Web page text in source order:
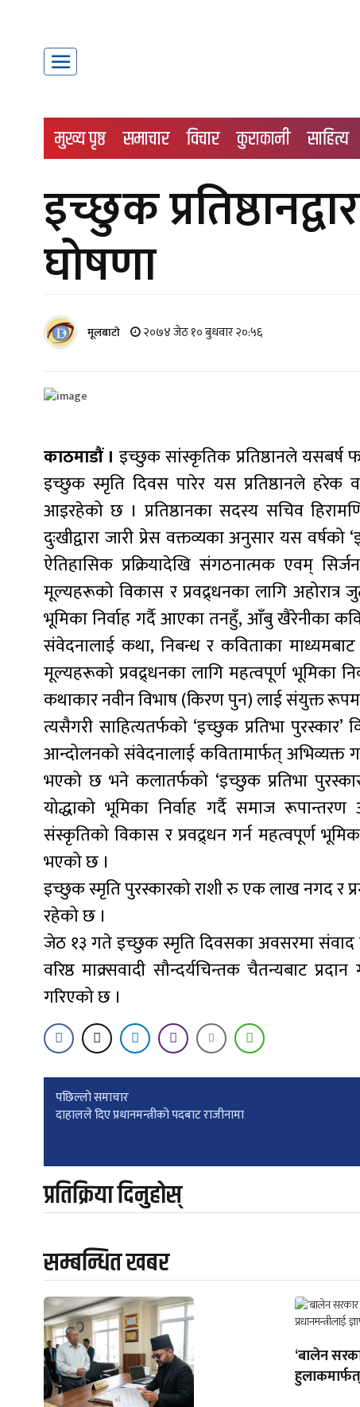
मुख्य पृष्ठ समाचार विचार कुराकानी साहित्य
इच्छुक
घोषणा
मूलबाटाे २०७४ जेठ १० बुधवार २०:५६
काठमाडौं । इच्छुक सांस्कृतिक प्रतिष्ठानले यसबर्ष
इच्छुक स्मृति दिवस पारेर यस प्रतिष्ठानले हरेक
आइरहेको छ । प्रतिष्ठानका सदस्य सचिव
दुःखीद्वारा जारी प्रेस वक्तव्यका अनुसार यस
ऐतिहासिक प्रक्रियादेखि संगठनात्मक एवम्
मूल्यहरूको विकास र प्रवद्र्धनका लागि
भूमिका निर्वाह गर्दै आएका तनहुँ, आँबु खैरेनीका
संवेदनालाई कथा, निबन्ध र कविताका माध्यमबाट
मूल्यहरूको प्रवद्र्धनका लागि महत्वपूर्ण भूमिका
कथाकार नवीन विभाष (किरण पुन) लाई संयुक्त
त्यसैगरी साहित्यतर्फको ‘इच्छुक प्रतिभा
आन्दोलनको संवेदनालाई कवितामार्फत् अभिव्यक्त
भएको छ भने कलातर्फको ‘इच्छुक प्रतिभा
योद्धाको भूमिका निर्वाह गर्दै समाज
संस्कृतिको विकास र प्रवद्र्धन गर्न महत्वपूर्ण
भएको छ ।
इच्छुक स्मृति पुरस्कारको राशी रु एक लाख नगद र
रहेको छ ।
जेठ १३ गते इच्छुक स्मृति दिवसका अवसरमा संवाद
वरिष्ठ माक्र्सवादी सौन्दर्यचिन्तक चैतन्यबाट
गरिएको छ ।
Post
पछिल्लाे समाचार
दाहालले दिए प्रधानमन्त्रीको पदबाट राजीनामा
प्रतिक्रिया दिनुहोस्
सम्बन्धित खबर
‘बालेन